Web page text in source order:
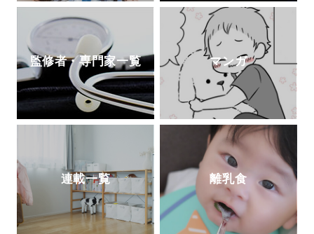
監修者・専門家一覧 マンガ
連載一覧 離乳食